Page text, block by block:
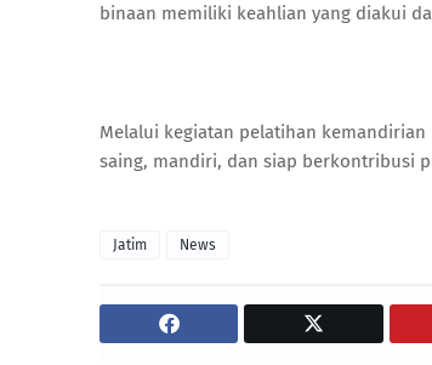
binaan memiliki keahlian yang diakui
Melalui kegiatan pelatihan
saing, mandiri, dan siap berkontribusi
Jatim News